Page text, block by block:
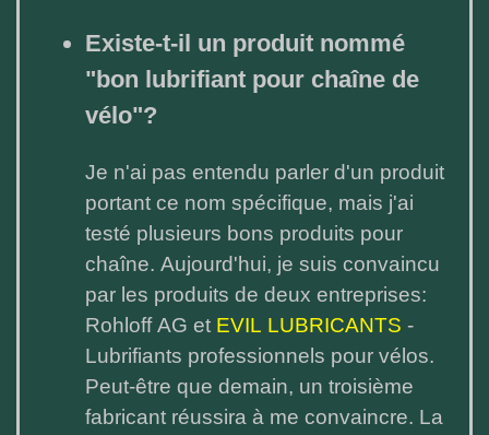
Existe-t-il un produit nommé
"bon lubrifiant pour chaîne de
vélo"?
Je n'ai pas entendu parler d'un produit
portant ce nom spécifique, mais j'ai
testé plusieurs bons produits pour
chaîne. Aujourd'hui, je suis convaincu
par les produits de deux entreprises:
Rohloff AG et EVIL LUBRICANTS -
Lubrifiants professionnels pour vélos.
Peut-être que demain, un troisième
fabricant réussira à me convaincre. La